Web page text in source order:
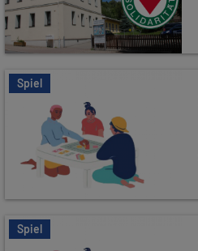
Spiel
Spiel